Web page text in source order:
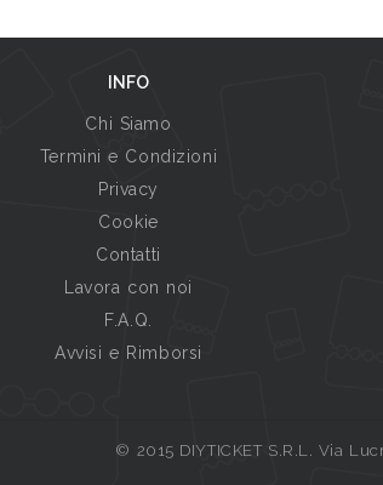
INFO
Chi Siamo
Termini e Condizioni
Privacy
Cookie
Contatti
Lavora con noi
F.A.Q.
Avvisi e Rimborsi
© 2015 DIYTICKET S.R.L. Via